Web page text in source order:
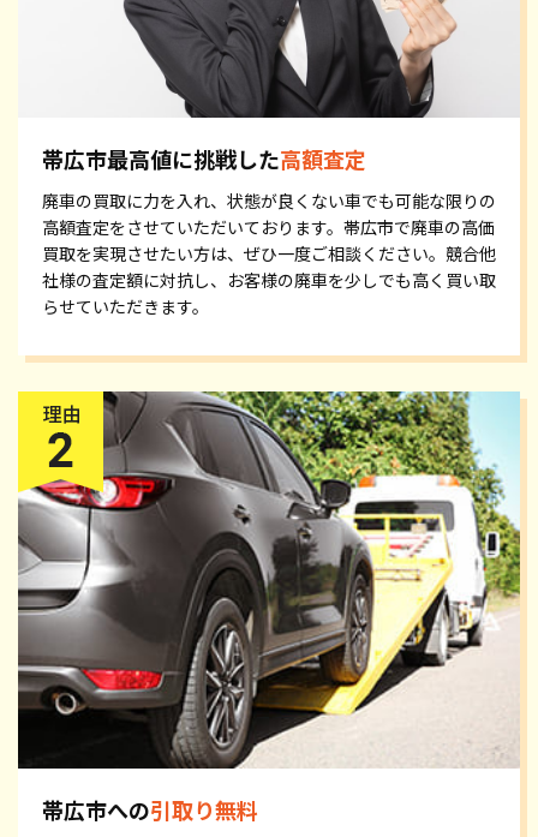
帯広市最高値に挑戦した高額査定
廃車の買取に力を入れ、状態が良くない車でも可能な限りの
高額査定をさせていただいております。帯広市で廃車の高価
買取を実現させたい方は、ぜひ一度ご相談ください。競合他
社様の査定額に対抗し、お客様の廃車を少しでも高く買い取
らせていただきます。
帯広市への引取り無料